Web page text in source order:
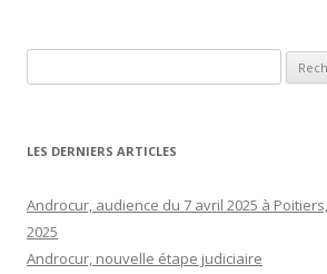
LES DERNIERS ARTICLES
Androcur, audience du 7 avril 2025 à
2025
Androcur, nouvelle étape judiciaire